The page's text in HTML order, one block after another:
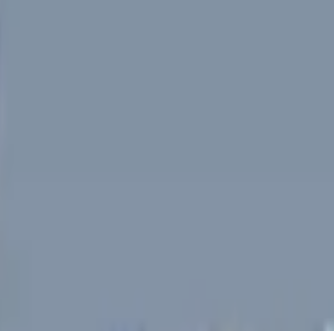
る様々な課題に直面していませんか。
ック
ウ
やサービスの最新条件は公的機関・